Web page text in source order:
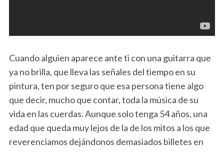
Cuando alguien aparece ante ti con una guitarra que
ya no brilla, que lleva las señales del tiempo en su
pintura, ten por seguro que esa persona tiene algo
que decir, mucho que contar, toda la música de su
vida en las cuerdas. Aunque solo tenga 54 años, una
edad que queda muy lejos de la de los mitos a los que
reverenciamos dejándonos demasiados billetes en